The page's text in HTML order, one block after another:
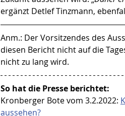
ergänzt Detlef Tinzmann,
Anm.: Der Vorsitzendes des
diesen Bericht nicht auf die
nicht zu lang wird.
So hat die Presse berichtet:
Kronberger Bote vom 3.2.2022:
aussehen?